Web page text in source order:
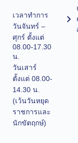
เวลาทำการ
วันจันทร์ –
ศุกร์ ตั้งแต่
08.00-17.30
น.
วันเสาร์
ตั้งแต่ 08.00-
14.30 น.
(เว้นวันหยุด
ราชการและ
นักขัตฤกษ์)